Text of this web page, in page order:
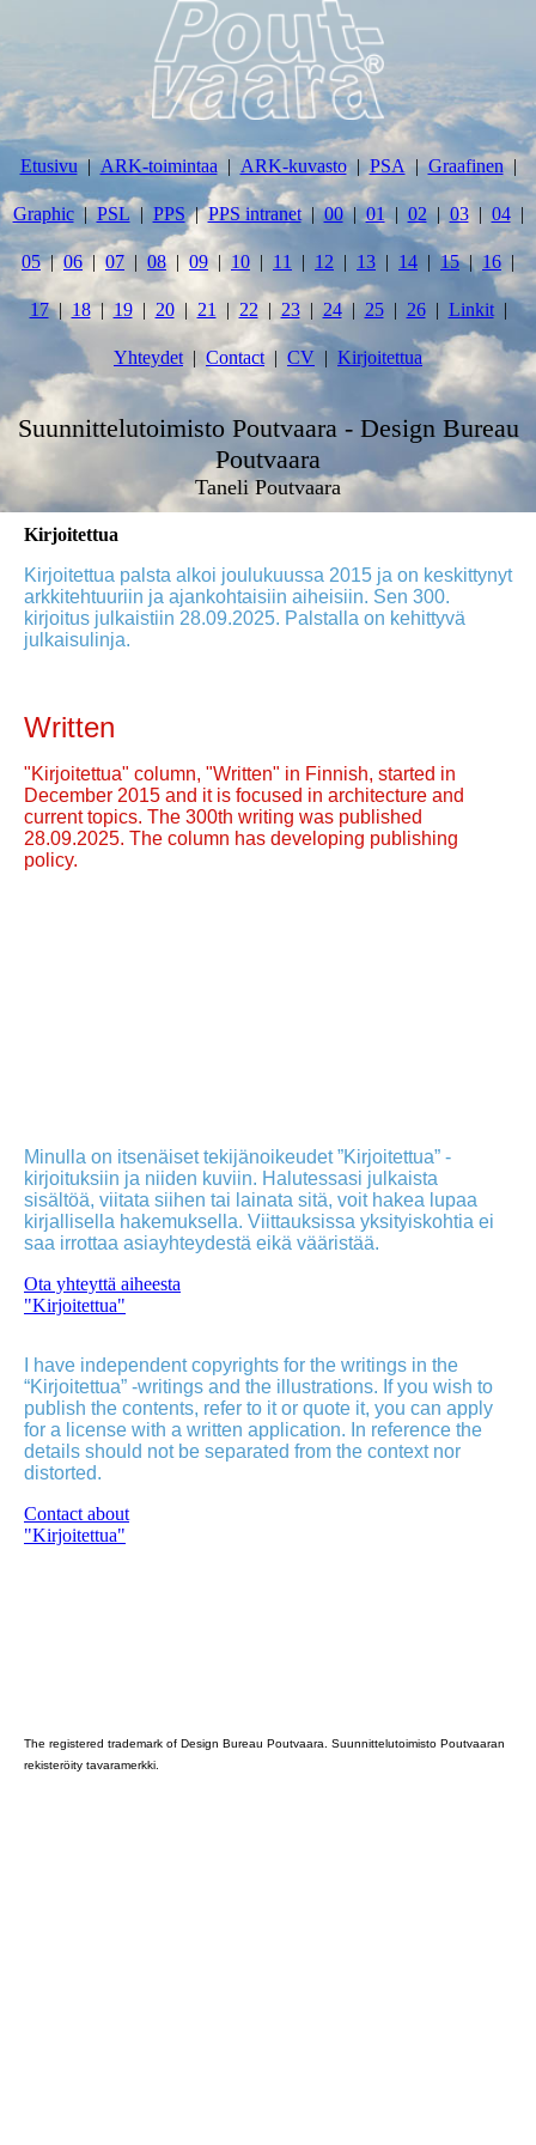
Etusivu ARK-toimintaa ARK-kuvasto PSA Graafinen
Graphic PSL PPS PPS intranet 00 01 02 03 04
05 06 07 08 09 10 11 12 13 14 15 16
17 18 19 20 21 22 23 24 25 26 Linkit
Yhteydet Contact CV Kirjoitettua
Suunnittelutoimisto Poutvaara - Design Bureau
Poutvaara
Taneli Poutvaara
Kirjoitettua
Kirjoitettua palsta alkoi joulukuussa 2015 ja on keskittynyt
arkkitehtuuriin ja ajankohtaisiin aiheisiin. Sen 300.
kirjoitus julkaistiin 28.09.2025. Palstalla on kehittyvä
julkaisulinja.
Written
"Kirjoitettua" column, "Written" in Finnish, started in
December 2015 and it is focused in architecture and
current topics. The 300th writing was published
28.09.2025. The column has developing publishing
policy.
Minulla on itsenäiset tekijänoikeudet ”Kirjoitettua” -
kirjoituksiin ja niiden kuviin. Halutessasi julkaista
sisältöä, viitata siihen tai lainata sitä, voit hakea lupaa
kirjallisella hakemuksella. Viittauksissa yksityiskohtia ei
saa irrottaa asiayhteydestä eikä vääristää.
Ota yhteyttä aiheesta
"Kirjoitettua"
I have independent copyrights for the writings in the
“Kirjoitettua” -writings and the illustrations. If you wish to
publish the contents, refer to it or quote it, you can apply
for a license with a written application. In reference the
details should not be separated from the context nor
distorted.
Contact about
"Kirjoitettua"
The registered trademark of Design Bureau Poutvaara. Suunnittelutoimisto Poutvaaran
rekisteröity tavaramerkki.